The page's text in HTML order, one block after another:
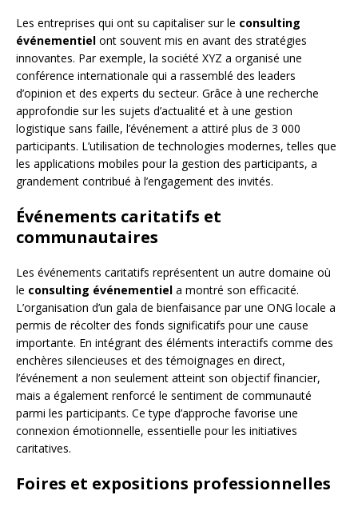
Les entreprises qui ont su capitaliser sur le consulting
événementiel ont souvent mis en avant des stratégies
innovantes. Par exemple, la société XYZ a organisé une
conférence internationale qui a rassemblé des leaders
d’opinion et des experts du secteur. Grâce à une recherche
approfondie sur les sujets d’actualité et à une gestion
logistique sans faille, l’événement a attiré plus de 3 000
participants. L’utilisation de technologies modernes, telles que
les applications mobiles pour la gestion des participants, a
grandement contribué à l’engagement des invités.
Événements caritatifs et
communautaires
Les événements caritatifs représentent un autre domaine où
le consulting événementiel a montré son efficacité.
L’organisation d’un gala de bienfaisance par une ONG locale a
permis de récolter des fonds significatifs pour une cause
importante. En intégrant des éléments interactifs comme des
enchères silencieuses et des témoignages en direct,
l’événement a non seulement atteint son objectif financier,
mais a également renforcé le sentiment de communauté
parmi les participants. Ce type d’approche favorise une
connexion émotionnelle, essentielle pour les initiatives
caritatives.
Foires et expositions professionnelles